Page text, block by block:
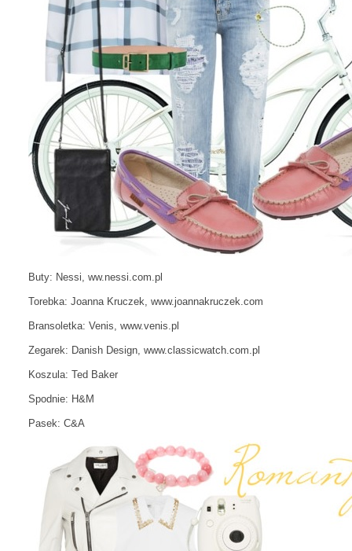
Buty: Nessi, ww.nessi.com.pl
Torebka: Joanna Kruczek, www.joannakruczek.com
Bransoletka: Venis, www.venis.pl
Zegarek: Danish Design, www.classicwatch.com.pl
Koszula: Ted Baker
Spodnie: H&M
Pasek: C&A